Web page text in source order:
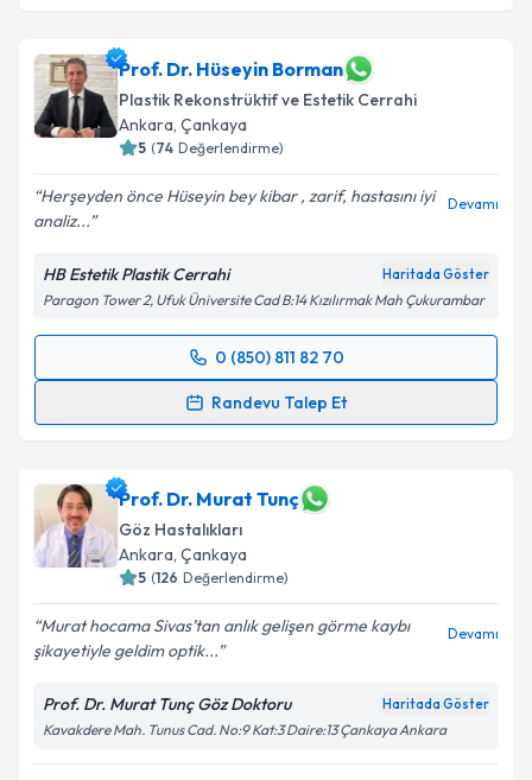
Prof. Dr. Hüseyin Borman
Plastik Rekonstrüktif ve Estetik Cerrahi
Ankara, Çankaya
5 (74 Değerlendirme)
Herşeyden önce Hüseyin bey kibar , zarif, hastasını iyi
analiz...
Devamı
HB Estetik Plastik Cerrahi Haritada Göster
Paragon Tower 2, Ufuk Üniversite Cad B:14 Kızılırmak Mah Çukurambar
0 (850) 811 82 70
Randevu Talep Et
Randevu Takvimi Talebi
takvim hazırlandığında e-posta ile bilgilendireceğiz.
E-posta Adresiniz
Kişisel verilerimin işlenmesine ilişkin
kapsamda işlenmesini kabul ediyorum.
Prof. Dr. Murat Tunç
Göz Hastalıkları
Ankara, Çankaya
5 (126 Değerlendirme)
Murat hocama Sivas’tan anlık gelişen görme kaybı
şikayetiyle geldim optik...
Devamı
Prof. Dr. Murat Tunç Göz Doktoru Haritada Göster
Kavakdere Mah. Tunus Cad. No:9 Kat:3 Daire:13 Çankaya Ankara